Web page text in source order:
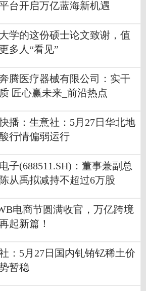
台开启万亿蓝海新机遇
学的这份硕士论文致谢，值
多人“看见”
腾医疗器械有限公司：实干
匠心赢未来_前沿热点
播：生意社：5月27日华北地
行情偏弱运行
子(688511.SH)：董事兼副总
从禹拟减持不超过6万股
电商节圆满收官，万亿跨境
起新篇！
：5月27日国内钆铕钇稀土价
暂稳